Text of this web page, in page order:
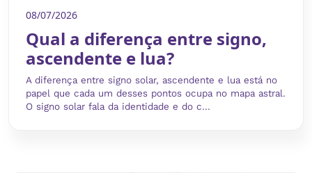
08/07/2026
Qual a diferença entre signo,
ascendente e lua?
A diferença entre signo solar, ascendente e lua está no
papel que cada um desses pontos ocupa no mapa astral.
O signo solar fala da identidade e do c...